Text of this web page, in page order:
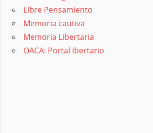
Libre Pensamiento
Memoria cautiva
Memoria Libertaria
OACA: Portal ibertario